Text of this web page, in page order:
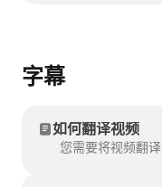
字幕
如何翻译视频